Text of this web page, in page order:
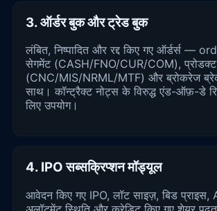
3. ऑर्डर बुक और ट्रेड बुक
लंबित, निष्पादित और रद्द किए गए ऑर्डर्स —
सेगमेंट (CASH/FNO/CUR/COM), प्रोडक्ट
(CNC/MIS/NRML/MTF) और ब्रोकरेज
साथ। कॉन्ट्रैक्ट नोट्स के विरुद्ध एंड-ऑफ़-डे
लिए उपयोग।
4. IPO सब्सक्रिप्शन मॉड्यूल
आवेदन किए गए IPO, लॉट साइज़, बिड प्राइस,